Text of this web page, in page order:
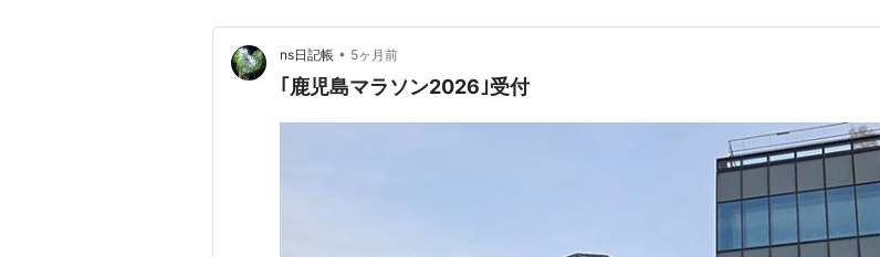
ns日記帳 • 5ヶ月前
｢鹿児島マラソン2026｣受付